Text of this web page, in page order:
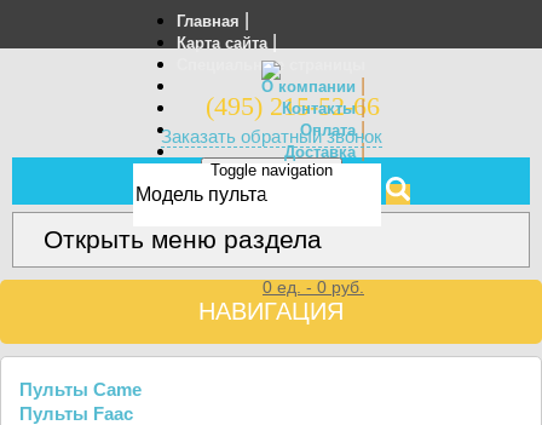
Главная
Карта сайта
Специальные страницы
О компании
Контакты |
Оплата |
Доставка |
Отзывы
(495) 215-52-66
Заказать обратный звонок
0 ед. - 0 руб.
Toggle navigation
МЕНЮ
Открыть меню раздела
НАВИГАЦИЯ
Пульты Came
Пульты Faac